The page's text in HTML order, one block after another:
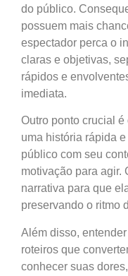
do público.
possuem mais
espectador perca o
claras e objetivas,
rápidos e
imediata.
Outro ponto crucial
uma história rápida
público com seu
motivação para agir.
narrativa para que
preservando o ritmo
Além disso,
roteiros que
conhecer suas